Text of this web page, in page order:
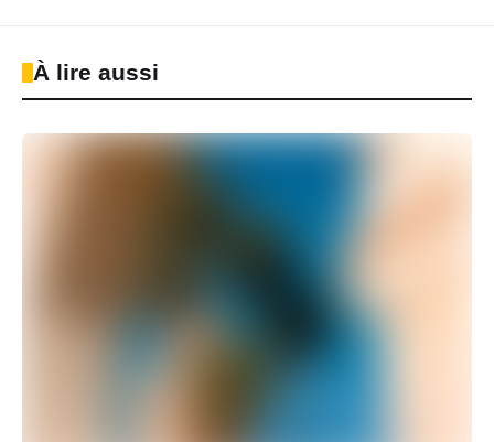
À lire aussi